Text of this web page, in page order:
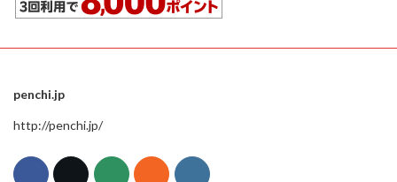
penchi.jp
http://penchi.jp/